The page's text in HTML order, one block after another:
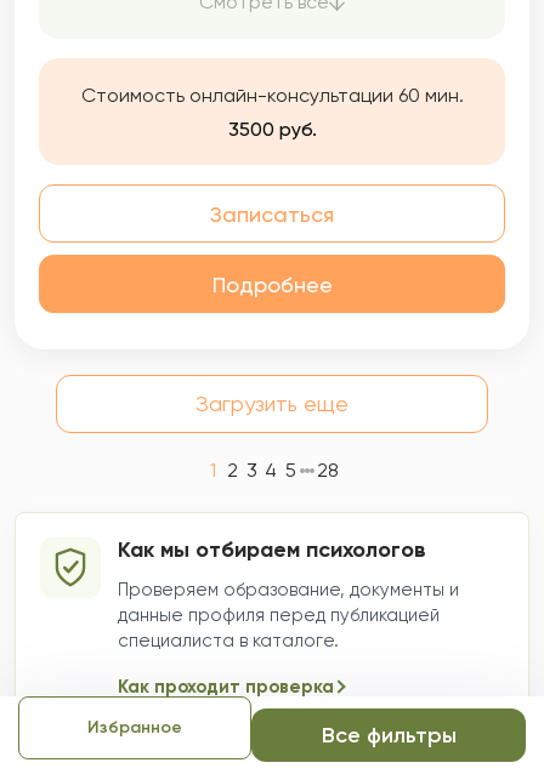
Избранное Все фильтры
Работаю в интегративном подходе, что
техники из разных модальностей. Использую
инструменты из КПТ (когнитивно-
Психоанализа, Арт-терапию и гипноз.
Стоимость онлайн-консультации 60 мин.
3500 руб.
Записаться
Подробнее
Загрузить еще
1 2 3 4 5 28
Как мы отбираем психологов
Проверяем образование, документы и
данные профиля перед публикацией
специалиста в каталоге.
Как проходит проверка